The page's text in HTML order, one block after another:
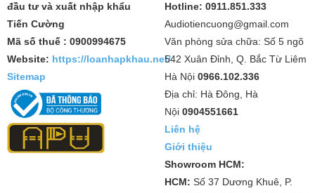
đầu tư và xuất nhập khẩu
Tiến Cường
Mã số thuế : 0900994675
Website: https://loanhapkhau.net/
Sitemap
Hotline: 0911.851.333
Audiotiencuong@gmail.com
Văn phòng sửa chữa: Số 5 ngõ
542 Xuân Đỉnh, Q. Bắc Từ Liêm
Hà Nội 0966.102.336
Địa chỉ: Hà Đông, Hà
Nội 0904551661
Liên hệ
Giới thiệu
Showroom HCM:
HCM: Số 37 Dương Khuê, P.